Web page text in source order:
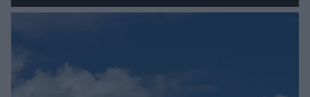
rollercoaster